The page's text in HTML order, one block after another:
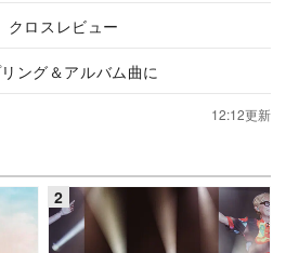
ロスレビュー
ング＆アルバム曲に
12:12更新